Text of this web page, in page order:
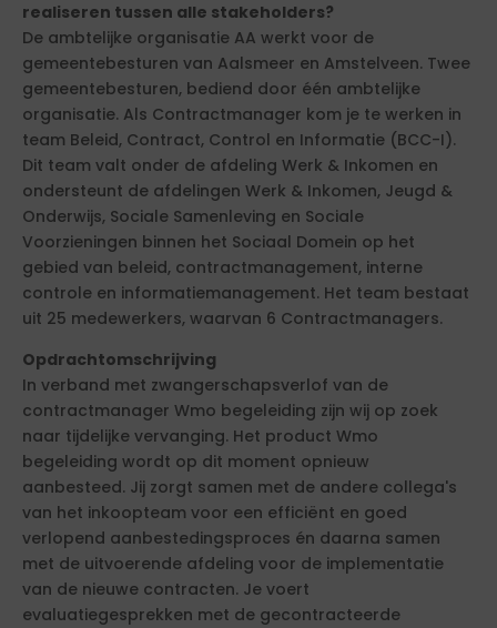
realiseren tussen alle stakeholders?
De ambtelijke organisatie AA werkt voor de
gemeentebesturen van Aalsmeer en Amstelveen. Twee
gemeentebesturen, bediend door één ambtelijke
organisatie. Als Contractmanager kom je te werken in
team Beleid, Contract, Control en Informatie (BCC-I).
Dit team valt onder de afdeling Werk & Inkomen en
ondersteunt de afdelingen Werk & Inkomen, Jeugd &
Onderwijs, Sociale Samenleving en Sociale
Voorzieningen binnen het Sociaal Domein op het
gebied van beleid, contractmanagement, interne
controle en informatiemanagement. Het team bestaat
uit 25 medewerkers, waarvan 6 Contractmanagers.
Opdrachtomschrijving
In verband met zwangerschapsverlof van de
contractmanager Wmo begeleiding zijn wij op zoek
naar tijdelijke vervanging. Het product Wmo
begeleiding wordt op dit moment opnieuw
aanbesteed. Jij zorgt samen met de andere collega's
van het inkoopteam voor een efficiënt en goed
verlopend aanbestedingsproces én daarna samen
met de uitvoerende afdeling voor de implementatie
van de nieuwe contracten. Je voert
evaluatiegesprekken met de gecontracteerde